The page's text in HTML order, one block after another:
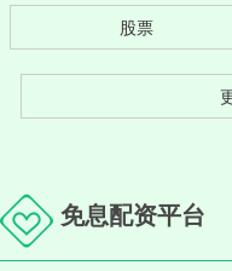
股票
免息配资平台